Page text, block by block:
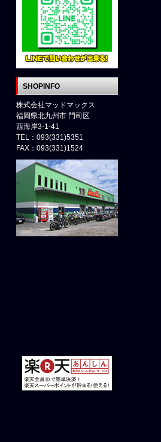
SHOPINFO
株式会社マッドマックス
福岡県北九州市 門司区
西海岸3-1-41
TEL：093(331)5351
FAX：093(331)1524